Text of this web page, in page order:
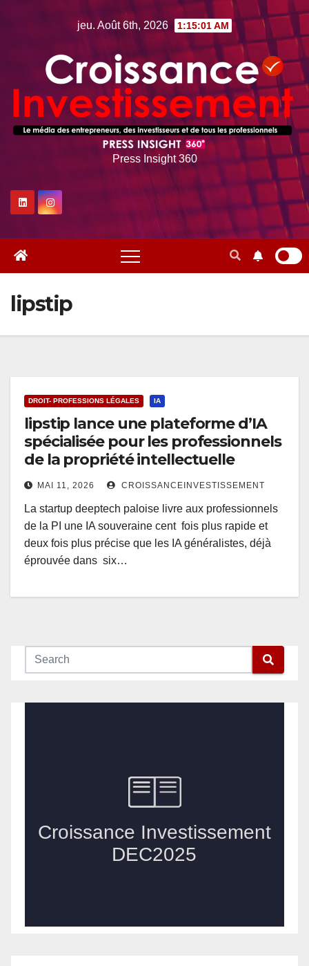
jeu. Août 6th, 2026 1:15:02 AM
Press Insight 360
lipstip
DROIT- PROFESSIONS LÉGALES IA
lipstip lance une plateforme d’IA
spécialisée pour les professionnels
de la propriété intellectuelle
MAI 11, 2026 CROISSANCEINVESTISSEMENT
La startup deeptech paloise livre aux professionnels
de la PI une IA souveraine cent fois plus rapide et
deux fois plus précise que les IA généralistes, déjà
éprouvée dans six…